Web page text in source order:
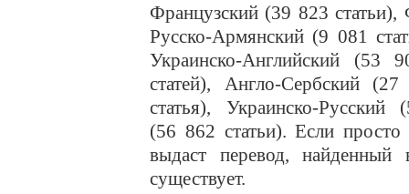
Французский (39 823 статьи),
Русско-Армянский (9 081
Украинско-Английский (53
статей), Англо-Сербский
статья), Украинско-
(56 862 статьи). Если просто
выдаст перевод,
существует.